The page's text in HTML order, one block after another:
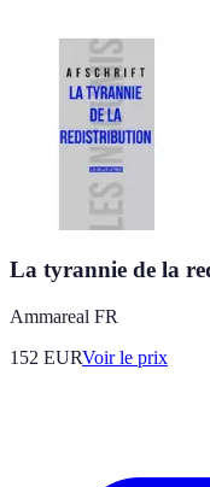
La tyrannie de la
Ammareal FR
152 EURVoir le prix